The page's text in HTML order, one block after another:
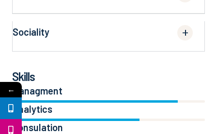
Sociality
Skills
Managment
Analytics
Consulation
←